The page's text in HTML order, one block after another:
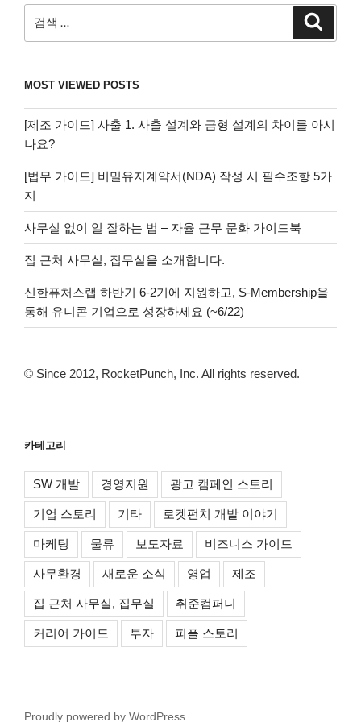
색:
MOST VIEWED POSTS
[제조 가이드] 사출 1. 사출 설계와 금형 설계의 차이를 아시
나요?
[법무 가이드] 비밀유지계약서(NDA) 작성 시 필수조항 5가
지
사무실 없이 일 잘하는 법 – 자율 근무 문화 가이드북
집 근처 사무실, 집무실을 소개합니다.
신한퓨처스랩 하반기 6-2기에 지원하고, S-Membership을
통해 유니콘 기업으로 성장하세요 (~6/22)
© Since 2012, RocketPunch, Inc. All rights reserved.
카테고리
SW 개발 경영지원 광고 캠페인 스토리
기업 스토리 기타 로켓펀치 개발 이야기
마케팅 물류 보도자료 비즈니스 가이드
사무환경 새로운 소식 영업 제조
집 근처 사무실, 집무실 취준컴퍼니
커리어 가이드 투자 피플 스토리
Proudly powered by WordPress